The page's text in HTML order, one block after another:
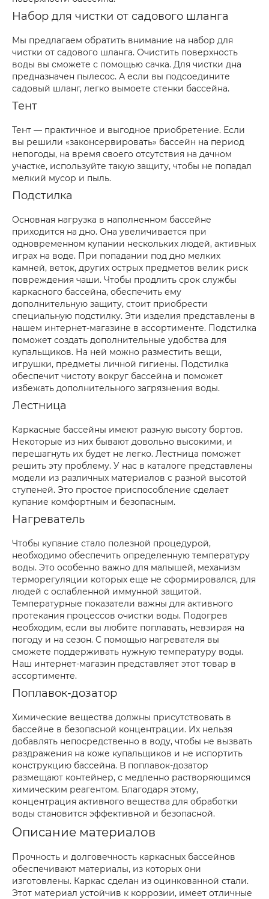
Набор для чистки от садового шланга
Мы предлагаем обратить внимание на набор для
чистки от садового шланга. Очистить поверхность
воды вы сможете с помощью сачка. Для чистки дна
предназначен пылесос. А если вы подсоедините
садовый шланг, легко вымоете стенки бассейна.
Тент
Тент — практичное и выгодное приобретение. Если
вы решили «законсервировать» бассейн на период
непогоды, на время своего отсутствия на дачном
участке, используйте такую защиту, чтобы не попадал
мелкий мусор и пыль.
Подстилка
Основная нагрузка в наполненном бассейне
приходится на дно. Она увеличивается при
одновременном купании нескольких людей, активных
играх на воде. При попадании под дно мелких
камней, веток, других острых предметов велик риск
повреждения чаши. Чтобы продлить срок службы
каркасного бассейна, обеспечить ему
дополнительную защиту, стоит приобрести
специальную подстилку. Эти изделия представлены в
нашем интернет-магазине в ассортименте. Подстилка
поможет создать дополнительные удобства для
купальщиков. На ней можно разместить вещи,
игрушки, предметы личной гигиены. Подстилка
обеспечит чистоту вокруг бассейна и поможет
избежать дополнительного загрязнения воды.
Лестница
Каркасные бассейны имеют разную высоту бортов.
Некоторые из них бывают довольно высокими, и
перешагнуть их будет не легко. Лестница поможет
решить эту проблему. У нас в каталоге представлены
модели из различных материалов с разной высотой
ступеней. Это простое приспособление сделает
купание комфортным и безопасным.
Нагреватель
Чтобы купание стало полезной процедурой,
необходимо обеспечить определенную температуру
воды. Это особенно важно для малышей, механизм
терморегуляции которых еще не сформировался, для
людей с ослабленной иммунной защитой.
Температурные показатели важны для активного
протекания процессов очистки воды. Подогрев
необходим, если вы любите поплавать, невзирая на
погоду и на сезон. С помощью нагревателя вы
сможете поддерживать нужную температуру воды.
Наш интернет-магазин представляет этот товар в
ассортименте.
Поплавок-дозатор
Химические вещества должны присутствовать в
бассейне в безопасной концентрации. Их нельзя
добавлять непосредственно в воду, чтобы не вызвать
раздражения на коже купальщиков и не испортить
конструкцию бассейна. В поплавок-дозатор
размещают контейнер, с медленно растворяющимся
химическим реагентом. Благодаря этому,
концентрация активного вещества для обработки
воды становится эффективной и безопасной.
Описание материалов
Прочность и долговечность каркасных бассейнов
обеспечивают материалы, из которых они
изготовлены. Каркас сделан из оцинкованной стали.
Этот материал устойчив к коррозии, имеет отличные